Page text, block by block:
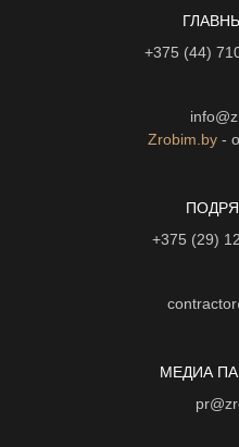
+375 (44)
Zrobim.by -
+375 (29)
МЕДИА